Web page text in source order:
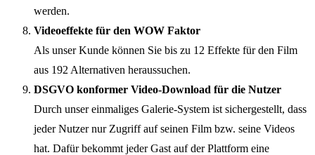
werden.
Videoeffekte für den WOW Faktor
Als unser Kunde können Sie bis zu 12 Effekte für den Film
aus 192 Alternativen heraussuchen.
DSGVO konformer Video-Download für die Nutzer
Durch unser einmaliges Galerie-System ist sichergestellt, dass
jeder Nutzer nur Zugriff auf seinen Film bzw. seine Videos
hat. Dafür bekommt jeder Gast auf der Plattform eine